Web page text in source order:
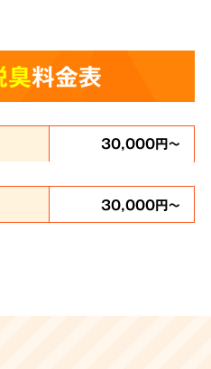
臭料金表
30,000円～
30,000円～